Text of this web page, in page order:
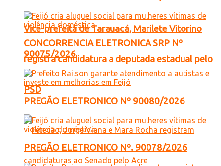
Vice-prefeita de Tarauacá, Marilete Vitorino
registra candidatura a deputada estadual pelo
PSD
CONCORRENCIA ELETRONICA SRP Nº
90075/2026
PREGÃO ELETRONICO Nº 90080/2026
PREGÃO ELETRONICO Nº. 90078/2026